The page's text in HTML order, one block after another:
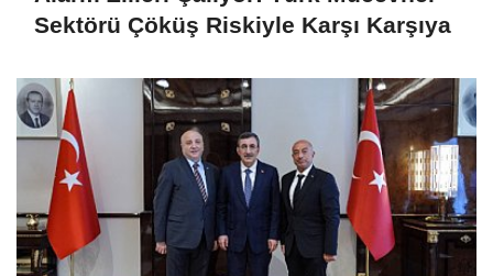
Sektörü Çöküş Riskiyle Karşı Karşıya